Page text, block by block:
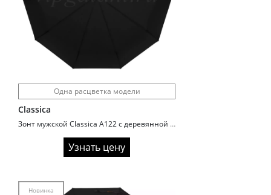
Одна расцветка модели
Classica
Зонт мужской Classica A122 с деревянной ручкой
Узнать цену
Новинка